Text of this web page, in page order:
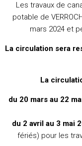
Les travaux de
potable de
mars 2024 et
La circulation sera
La
du 20 mars au 22
du 2 avril au 3 mai
fériés) pour les